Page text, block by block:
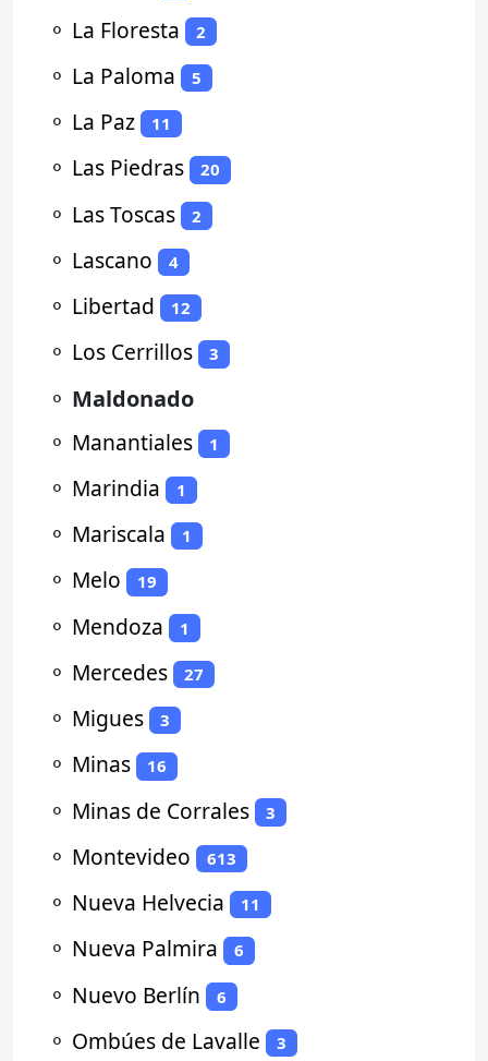
⚬ La Floresta 2
⚬ La Paloma 5
⚬ La Paz 11
⚬ Las Piedras 20
⚬ Las Toscas 2
⚬ Lascano 4
⚬ Libertad 12
⚬ Los Cerrillos 3
⚬ Maldonado
⚬ Manantiales 1
⚬ Marindia 1
⚬ Mariscala 1
⚬ Melo 19
⚬ Mendoza 1
⚬ Mercedes 27
⚬ Migues 3
⚬ Minas 16
⚬ Minas de Corrales 3
⚬ Montevideo 613
⚬ Nueva Helvecia 11
⚬ Nueva Palmira 6
⚬ Nuevo Berlín 6
⚬ Ombúes de Lavalle 3